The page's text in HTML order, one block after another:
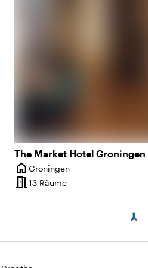
5 bis 200 Personen
The Market Hotel Groningen
home
Ort
Groningen
meeting_room13 Räume